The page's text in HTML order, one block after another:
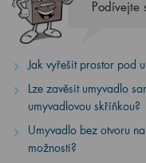
Podívejte
Jak vyřešit prostor pod
Lze zavěsit umyvadlo
umyvadlovou skříňkou?
Umyvadlo bez otvoru
možnosti?